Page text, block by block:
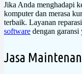
Jika Anda menghadapi
komputer dan merasa
terbaik. Layanan
software dengan garansi
Jasa